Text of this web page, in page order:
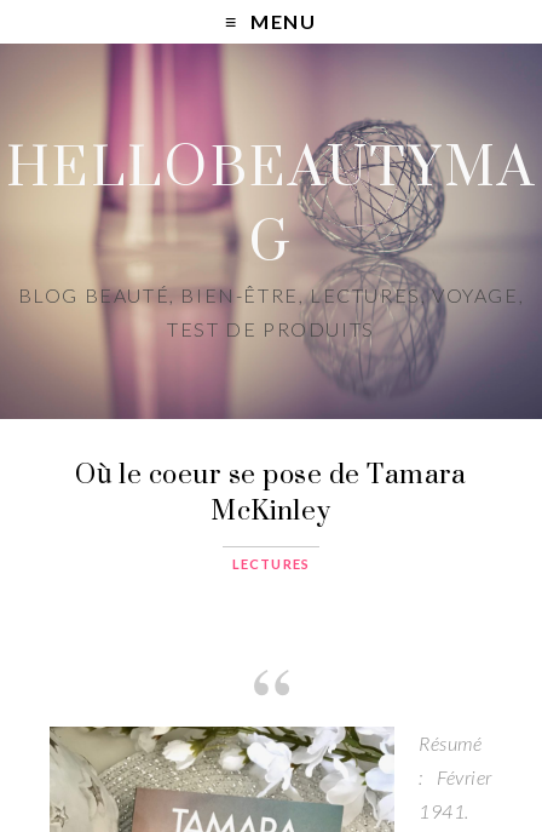
MENU
HELLOBEAUTYMA
G
BLOG BEAUTÉ, BIEN-ÊTRE, LECTURES, VOYAGE,
TEST DE PRODUITS
Où le coeur se pose de Tamara
McKinley
LECTURES
Résumé
: Février
1941.